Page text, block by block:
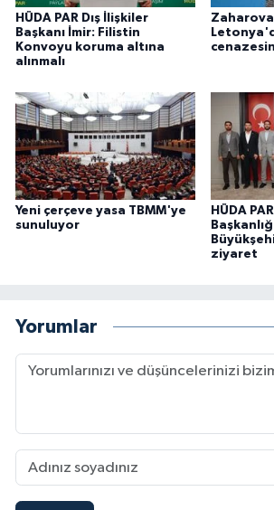
HÜDA PAR Dış İlişkiler
Başkanı İmir: Filistin
Konvoyu koruma altına
alınmalı
Yeni çerçeve yasa TBMM'ye
sunuluyor
HÜDA
ziyaret
Yorumlar